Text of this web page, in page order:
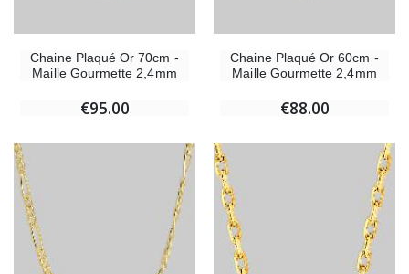
Chaine Plaqué Or 70cm -
Maille Gourmette 2,4mm
€95.00
Chaine Plaqué Or 60cm -
Maille Gourmette 2,4mm
€88.00